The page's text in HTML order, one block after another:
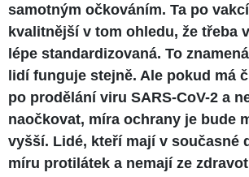
samotným očkováním. Ta po
kvalitnější v tom ohledu, že třeba
lépe standardizovaná. To
lidí funguje stejně. Ale pokud má
po prodělání viru SARS-CoV-2 a
naočkovat, míra ochrany je bude
vyšší. Lidé, kteří mají v současné
míru protilátek a nemají ze